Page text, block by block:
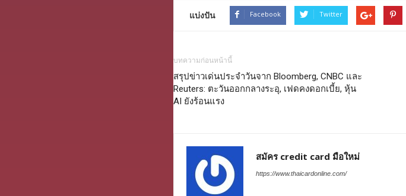
แบ่งปัน Facebook Twitter
บทความก่อนหน้านี้
สรุปข่าวเด่นประจำวันจาก Bloomberg, CNBC และ
Reuters: ตะวันออกกลางระอุ, เฟดคงดอกเบี้ย, หุ้น
AI ยังร้อนแรง
สมัคร credit card มือใหม่
https://www.thaicardonline.com/